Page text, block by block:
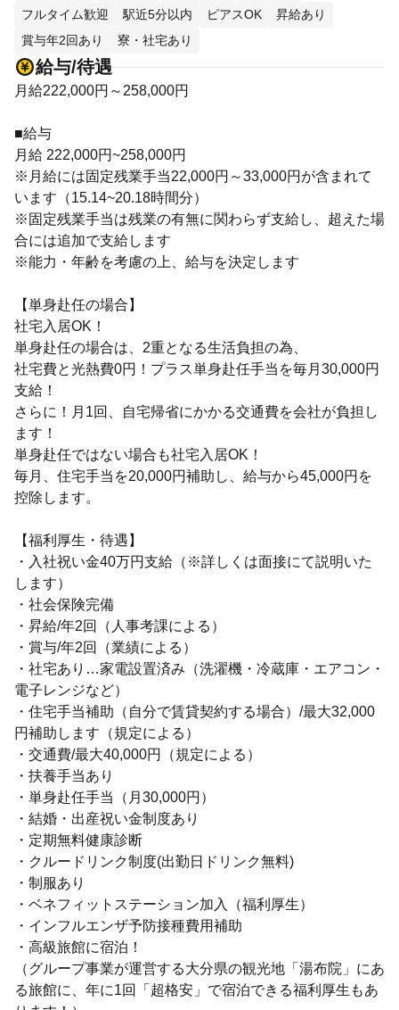
フルタイム歓迎
駅近5分以内 ピアスOK
昇給あり
賞与年2回あり
寮・社宅あり
給与/待遇
月給222,000円～258,000円
■給与
月給 222,000円~258,000円
※月給には固定残業手当22,000円～33,000円が含まれて
います（15.14~20.18時間分）
※固定残業手当は残業の有無に関わらず支給し、超えた場
合には追加で支給します
※能力・年齢を考慮の上、給与を決定します
【単身赴任の場合】
社宅入居OK！
単身赴任の場合は、2重となる生活負担の為、
社宅費と光熱費0円！プラス単身赴任手当を毎月30,000円
支給！
さらに！月1回、自宅帰省にかかる交通費を会社が負担し
ます！
単身赴任ではない場合も社宅入居OK！
毎月、住宅手当を20,000円補助し、給与から45,000円を
控除します。
【福利厚生・待遇】
・入社祝い金40万円支給（※詳しくは面接にて説明いた
します）
・社会保険完備
・昇給/年2回（人事考課による）
・賞与/年2回（業績による）
・社宅あり…家電設置済み（洗濯機・冷蔵庫・エアコン・
電子レンジなど）
・住宅手当補助（自分で賃貸契約する場合）/最大32,000
円補助します（規定による）
・交通費/最大40,000円（規定による）
・扶養手当あり
・単身赴任手当（月30,000円）
・結婚・出産祝い金制度あり
・定期無料健康診断
・クルードリンク制度(出勤日ドリンク無料)
・制服あり
・ベネフィットステーション加入（福利厚生）
・インフルエンザ予防接種費用補助
・高級旅館に宿泊！
（グループ事業が運営する大分県の観光地「湯布院」にあ
る旅館に、年に1回「超格安」で宿泊できる福利厚生もあ